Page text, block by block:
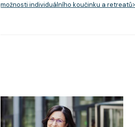
možnosti individuálního koučinku a